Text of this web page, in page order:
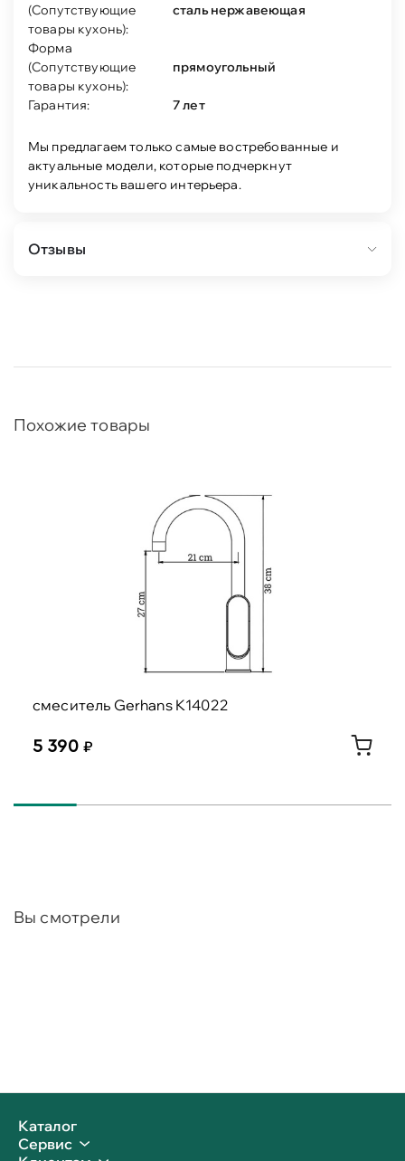
(Сопутствующие
товары кухонь):
сталь нержавеющая
Форма
(Сопутствующие
товары кухонь):
прямоугольный
Гарантия: 7 лет
Мы предлагаем только самые востребованные и
актуальные модели, которые подчеркнут
уникальность вашего интерьера.
Отзывы
Похожие товары
смеситель Gerhans K14022
5 390
Вы смотрели
Каталог
Сервис